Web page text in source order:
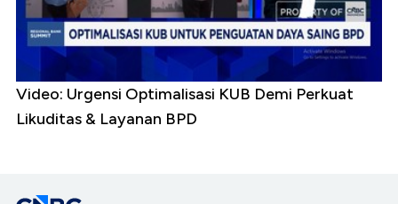
Video: Urgensi Optimalisasi KUB Demi Perkuat
Likuditas & Layanan BPD